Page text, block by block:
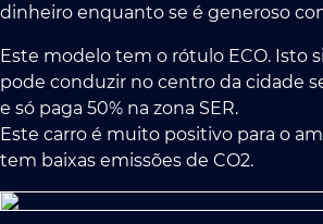
dinheiro enquanto se é generoso
Este modelo tem o rótulo ECO. Isto
pode conduzir no centro da cidade
e só paga 50% na zona SER.
Este carro é muito positivo para o
tem baixas emissões de CO2.